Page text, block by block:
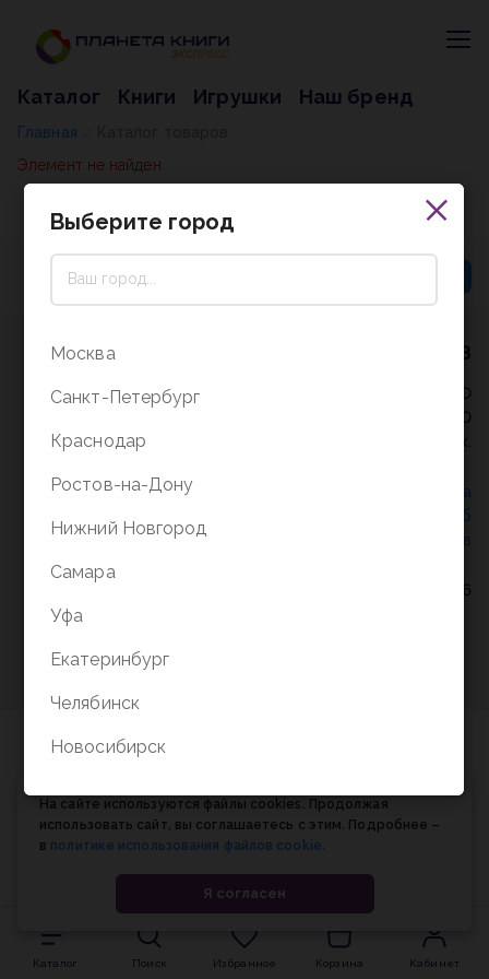
Каталог Книги Игрушки Наш бренд
Главная
Элемент не найден
8 (800) 5000-338
Режим работы - 9:30-20:00
в выходные и праздники - 10:00-19:00
без перерыва и выходных.
Политика конфиденциальности
СОГЛАСИЕ на
Соглашение об
использовании cookie-файлов
© Планета книги, 1998-2026
Каталог Поиск Избранное Корзина Кабинет
На сайте используются файлы cookies. Продолжая
использовать сайт, вы соглашаетесь с этим. Подробнее –
в политике использования файлов cookie.
Я согласен
Выберите город
Москва
Санкт-Петербург
Краснодар
Ростов-на-Дону
Нижний Новгород
Самара
Уфа
Екатеринбург
Челябинск
Новосибирск